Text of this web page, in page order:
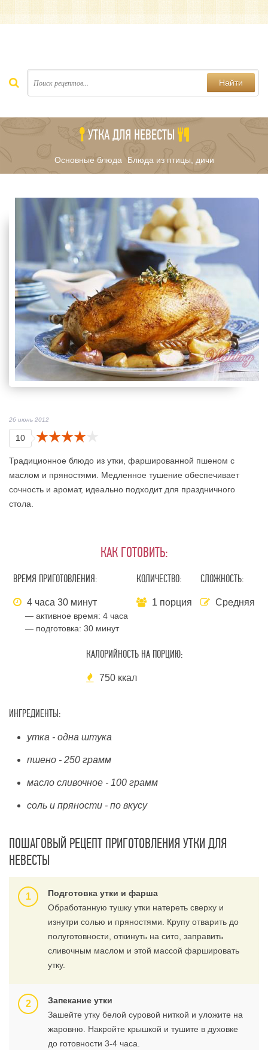
Найти
УТКА ДЛЯ НЕВЕСТЫ
Основные блюда/ Блюда из птицы, дичи
26 июнь 2012
10
Традиционное блюдо из утки, фаршированной пшеном с
маслом и пряностями. Медленное тушение обеспечивает
сочность и аромат, идеально подходит для праздничного
стола.
КАК ГОТОВИТЬ:
ВРЕМЯ ПРИГОТОВЛЕНИЯ:
4 часа 30 минут
— активное время: 4 часа
— подготовка: 30 минут
КОЛИЧЕСТВО:
1 порция
СЛОЖНОСТЬ:
Средняя
КАЛОРИЙНОСТЬ НА ПОРЦИЮ:
750 ккал
ИНГРЕДИЕНТЫ:
утка - одна штука
пшено - 250 грамм
масло сливочное - 100 грамм
соль и пряности - по вкусу
ПОШАГОВЫЙ РЕЦЕПТ ПРИГОТОВЛЕНИЯ УТКИ ДЛЯ
НЕВЕСТЫ
Подготовка утки и фарша
Обработанную тушку утки натереть сверху и
изнутри солью и пряностями. Крупу отварить до
полуготовности, откинуть на сито, заправить
сливочным маслом и этой массой фаршировать
утку.
Запекание утки
Зашейте утку белой суровой ниткой и уложите на
жаровню. Накройте крышкой и тушите в духовке
до готовности 3-4 часа.